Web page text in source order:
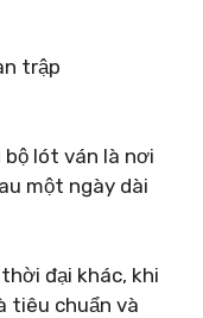
trập
bộ lót ván là nơi
một ngày dài
đại khác, khi
tiêu chuẩn và